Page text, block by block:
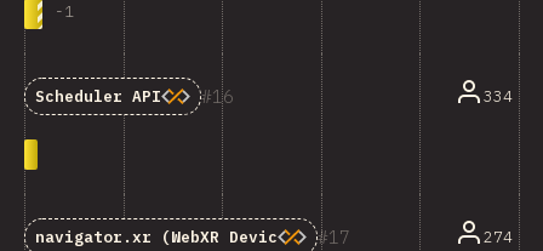
-1
16
Scheduler API 334
17
navigator.xr (WebXR Device API) 274